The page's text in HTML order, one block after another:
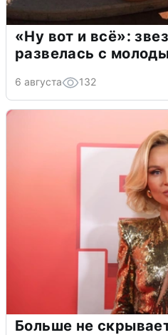
«Ну вот и всё»:
развелась с
6 августа 132
Больше не